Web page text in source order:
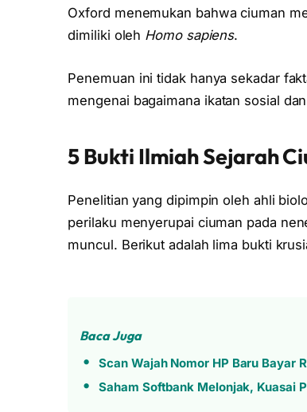
Oxford menemukan bahwa ciuman
dimiliki oleh Homo sapiens.
Penemuan ini tidak hanya sekadar
mengenai bagaimana ikatan sosial
5 Bukti Ilmiah Sejarah
Penelitian yang dipimpin oleh ahli
perilaku menyerupai ciuman pada
muncul. Berikut adalah lima bukti
Baca Juga
Scan Wajah Nomor HP Baru Bayar
Saham Softbank Melonjak, Kuasai